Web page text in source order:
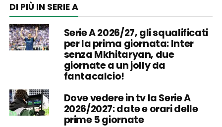
DI PIÙ IN SERIE A
Serie A 2026/27, gli squalificati
per la prima giornata: Inter
senza Mkhitaryan, due
giornate a un jolly da
fantacalcio!
Dove vedere in tv la Serie A
2026/2027: date e orari delle
prime 5 giornate